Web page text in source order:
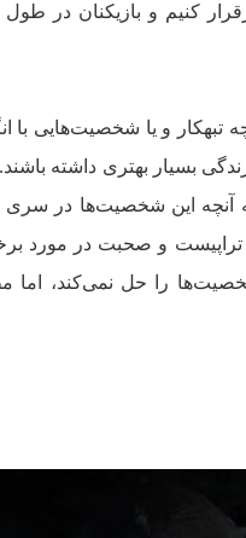
کنیم و بازیکنان در طول
و یا شخصیت‌هایی با
بسیار بهتری داشته باشند.
آنچه این شخصیت‌ها در
تراپیست و صحبت در مورد
را حل نمی‌کند، اما